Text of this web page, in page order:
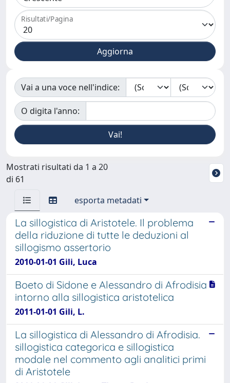
Risultati/Pagina
Vai a una voce nell'indice:
O digita l'anno:
Mostrati risultati da 1 a 20
di 61
esporta metadati
La sillogistica di Aristotele. Il problema
della riduzione di tutte le deduzioni al
sillogismo assertorio
2010-01-01 Gili, Luca
Boeto di Sidone e Alessandro di Afrodisia
intorno alla sillogistica aristotelica
2011-01-01 Gili, L.
La sillogistica di Alessandro di Afrodisia.
sillogistica categorica e sillogistica
modale nel commento agli analitici primi
di Aristotele